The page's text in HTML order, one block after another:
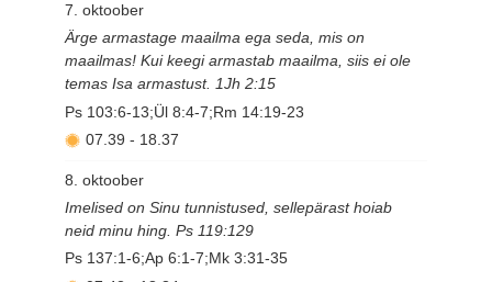
7. oktoober
Ärge armastage maailma ega seda, mis on
maailmas! Kui keegi armastab maailma, siis ei ole
temas Isa armastust. 1Jh 2:15
Ps 103:6-13;Ül 8:4-7;Rm 14:19-23
07.39 - 18.37
8. oktoober
Imelised on Sinu tunnistused, sellepärast hoiab
neid minu hing. Ps 119:129
Ps 137:1-6;Ap 6:1-7;Mk 3:31-35